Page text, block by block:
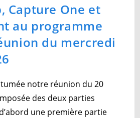
Capture One et
au programme
du mercredi
notre réunion du 20
des deux parties
une première partie